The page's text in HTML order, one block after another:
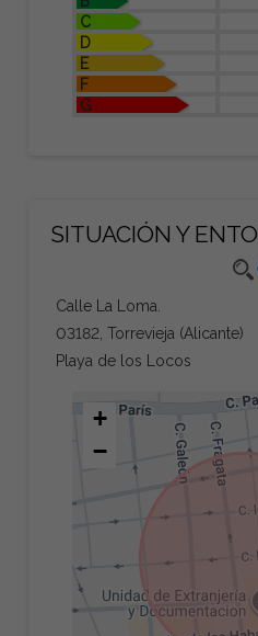
C
D
E
F
G
SITUACIÓN Y
Calle La Loma.
03182, Torrevieja (Alicante)
Playa de los Locos
+
−